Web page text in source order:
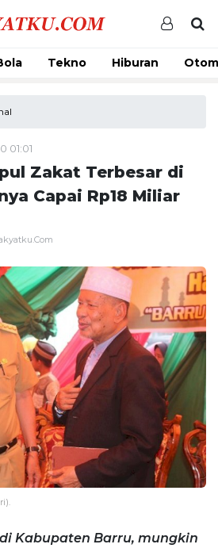
Tekno Hiburan
01:01
Zakat Terbesar di
Capai Rp18 Miliar
Kabupaten Barru, mungkin